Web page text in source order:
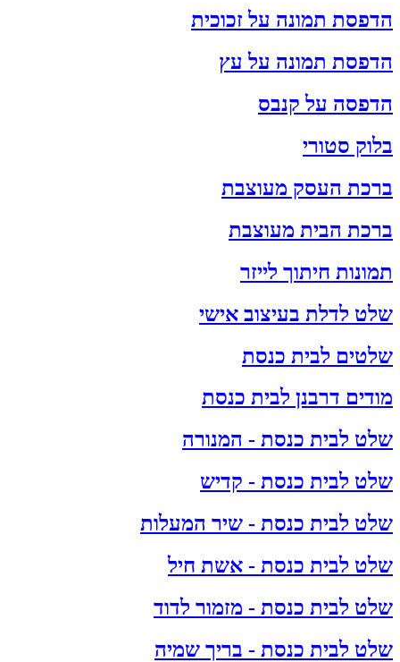
הדפסת תמונה על זכוכית
הדפסת תמונה על עץ
הדפסה על קנבס
בלוק סטורי
ברכת העסק מעוצבת
ברכת הבית מעוצבת
תמונות חיתוך לייזר
שלט לדלת בעיצוב אישי
שלטים לבית כנסת
מודים דרבנן לבית כנסת
שלט לבית כנסת - המנורה
שלט לבית כנסת - קדיש
שלט לבית כנסת - שיר המעלות
שלט לבית כנסת - אשת חיל
שלט לבית כנסת - מזמור לדוד
שלט לבית כנסת - בריך שמיה